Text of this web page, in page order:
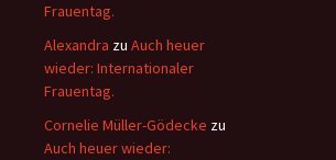
Frauentag.
Alexandra zu Auch heuer
wieder: Internationaler
Frauentag.
Cornelie Müller-Gödecke zu
Auch heuer wieder: